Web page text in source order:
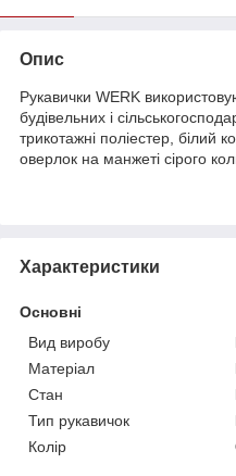
Опис
Рукавички WERK
будівельних і
трикотажні поліестер, білий
оверлок на манжеті сірого
Характеристики
Основні
Вид виробу
Матеріал
Стан
Тип рукавичок
Колір